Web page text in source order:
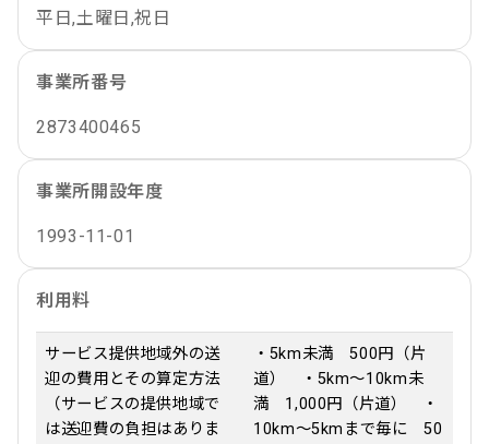
平日,土曜日,祝日
事業所番号
2873400465
事業所開設年度
1993-11-01
利用料
サービス提供地域外の送
迎の費用とその算定方法
（サービスの提供地域で
は送迎費の負担はありま
・5km未満 500円（片
道） ・5km～10km未
満 1,000円（片道） ・
10km～5kmまで毎に 50